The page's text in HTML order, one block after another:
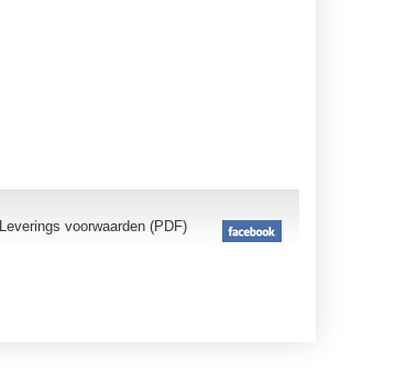
Leverings voorwaarden (PDF)